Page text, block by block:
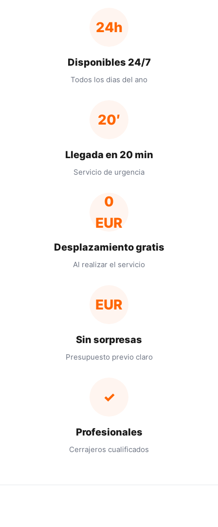
24h
Disponibles 24/7
Todos los dias del ano
20′
Llegada en 20 min
Servicio de urgencia
0
EUR
Desplazamiento gratis
Al realizar el servicio
EUR
Sin sorpresas
Presupuesto previo claro
✓
Profesionales
Cerrajeros cualificados